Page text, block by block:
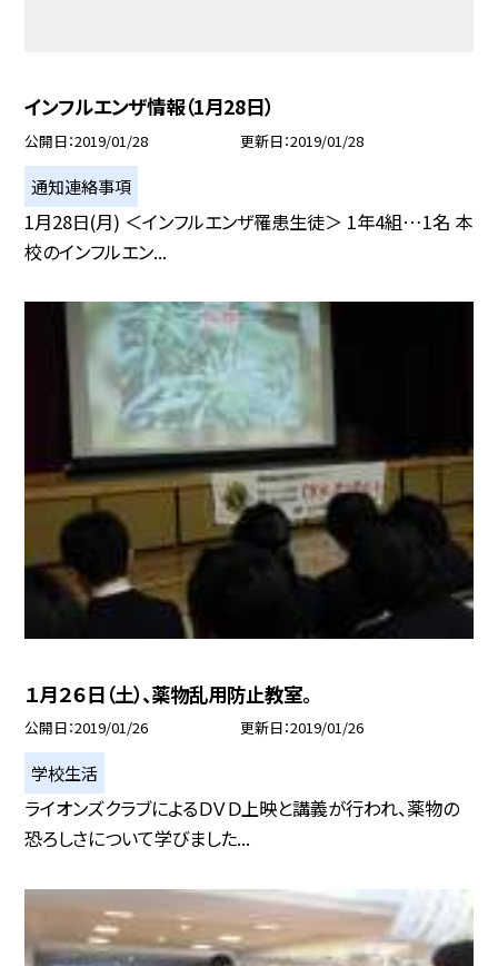
インフルエンザ情報（1月28日）
公開日 2019/01/28 更新日 2019/01/28
通知連絡事項
1月28日(月) ＜インフルエンザ罹患生徒＞ 1年4組…1名 本
校のインフルエン...
１月２６日（土）、薬物乱用防止教室。
公開日 2019/01/26 更新日 2019/01/26
学校生活
ライオンズクラブによるＤＶＤ上映と講義が行われ、薬物の
恐ろしさについて学びました...